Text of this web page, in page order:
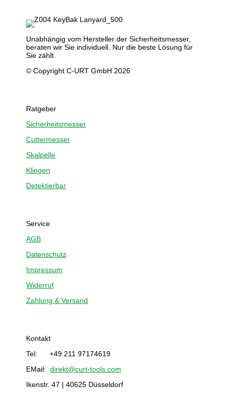
Unabhängig vom Hersteller der Sicherheitsmesser,
beraten wir Sie individuell. Nur die beste Lösung für
Sie zählt.
© Copyright C-URT GmbH 2026
Ratgeber
Sicherheitsmesser
Cuttermesser
Skalpelle
Klingen
Detektierbar
Service
AGB
Datenschutz
Impressum
Widerruf
Zahlung & Versand
Kontakt
Tel: +49 211 97174619
EMail:direkt@curt-tools.com
Ikenstr. 47 | 40625 Düsseldorf